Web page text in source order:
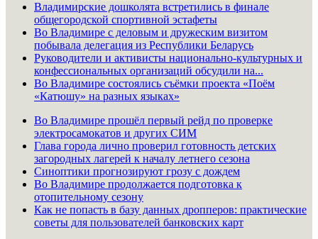
Владимирские дошколята встретились в финале
общегородской спортивной эстафеты
Во Владимире с деловым и дружеским визитом
побывала делегация из Республики Беларусь
Руководители и активисты национально-культурных и
конфессиональных организаций обсудили на...
Во Владимире состоялись съёмки проекта «Поём
«Катюшу» на разных языках»
Во Владимире прошёл первый рейд по проверке
электросамокатов и других СИМ
Глава города лично проверил готовность детских
загородных лагерей к началу летнего сезона
Синоптики прогнозируют грозу с дождем
Во Владимире продолжается подготовка к
отопительному сезону
Как не попасть в базу данных дропперов: практические
советы для пользователей банковских карт